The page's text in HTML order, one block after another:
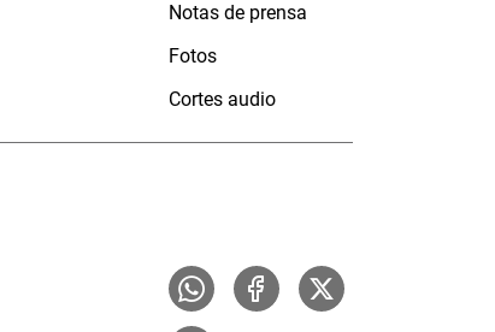
Notas de prensa
Fotos
Cortes audio